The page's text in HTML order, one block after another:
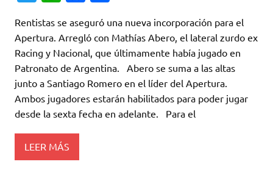
it
te
r
at
s
A
p
p
e
b
o
o
k
m
p
ar
ti
r
Rentistas se aseguró una nueva incorporación para el
Apertura. Arregló con Mathías Abero, el lateral zurdo ex
Racing y Nacional, que últimamente había jugado en
Patronato de Argentina. Abero se suma a las altas
junto a Santiago Romero en el líder del Apertura.
Ambos jugadores estarán habilitados para poder jugar
desde la sexta fecha en adelante. Para el
LEER MÁS